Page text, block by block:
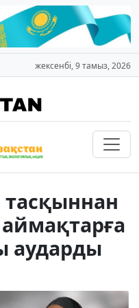
жексенбі, 9 тамыз, 2026
аударды